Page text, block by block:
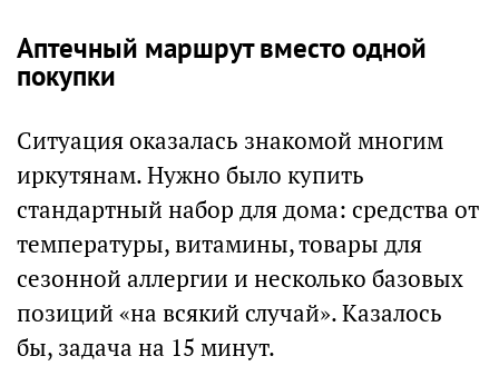
Аптечный маршрут вместо одной
покупки
Ситуация оказалась знакомой многим
иркутянам. Нужно было купить
стандартный набор для дома: средства от
температуры, витамины, товары для
сезонной аллергии и несколько базовых
позиций «на всякий случай». Казалось
бы, задача на 15 минут.